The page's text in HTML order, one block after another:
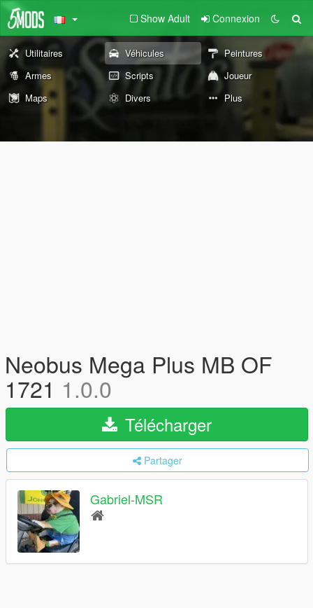
Show Adult Connexion
Utilitaires Véhicules
Peintures
Armes
Scripts
Joueur
Maps
Divers Plus
Neobus Mega Plus MB OF
1721 1.0.0
Télécharger
Partager
Gabriel-MSR